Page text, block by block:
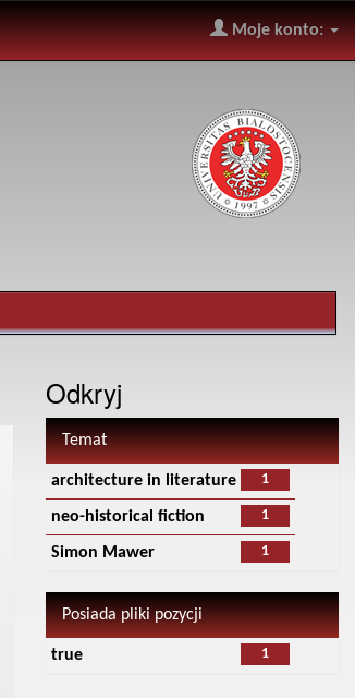
Moje konto:
Odkryj
Temat
1
architecture in literature
1
neo-historical fiction
1
Simon Mawer
Posiada pliki pozycji
1
true